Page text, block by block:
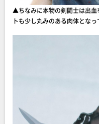
▲ちなみに本物の剣闘士は出血
トも少し丸みのある肉体となっ